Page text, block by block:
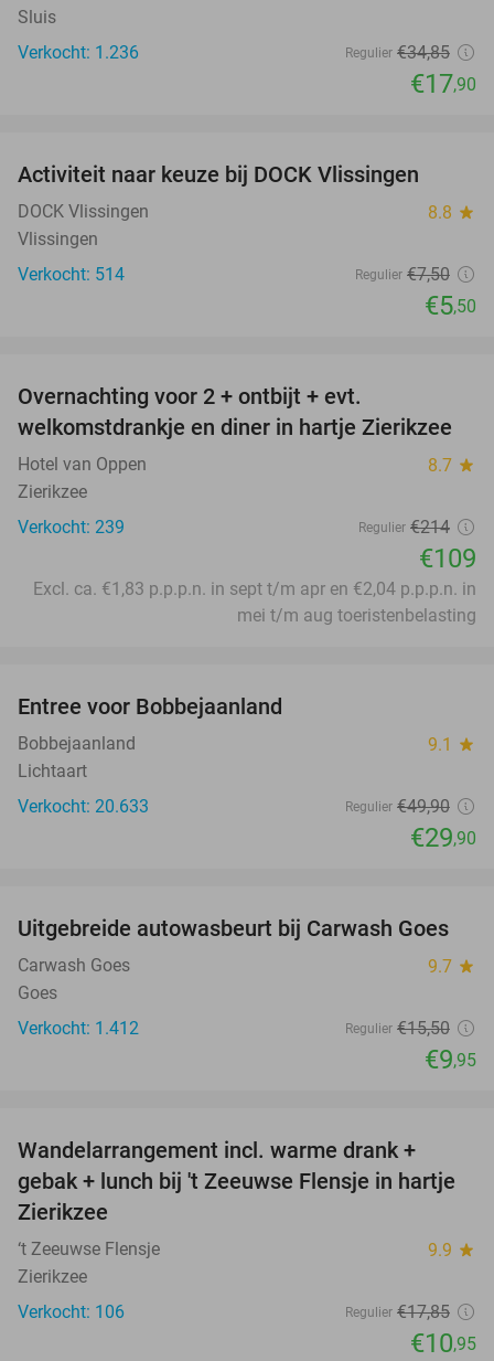
Sluis
Verkocht: 1.236
Regulier €34,85
€17,90
Activiteit naar keuze bij DOCK Vlissingen
DOCK Vlissingen 8.8 star
Vlissingen
Verkocht: 514
Regulier €7,50
€5,50
Overnachting voor 2 + ontbijt + evt.
welkomstdrankje en diner in hartje Zierikzee
Hotel van Oppen 8.7 star
Zierikzee
Verkocht: 239
Regulier €214
€109
Excl. ca. €1,83 p.p.p.n. in sept t/m apr en €2,04 p.p.p.n. in
mei t/m aug toeristenbelasting
Entree voor Bobbejaanland
Bobbejaanland 9.1 star
Lichtaart
Verkocht: 20.633
Regulier €49,90
€29,90
36%
Uitgebreide autowasbeurt bij Carwash Goes
Carwash Goes 9.7 star
Goes
Verkocht: 1.412
Regulier €15,50
€9,95
Wandelarrangement incl. warme drank +
gebak + lunch bij 't Zeeuwse Flensje in hartje
Zierikzee
‘t Zeeuwse Flensje 9.9 star
Zierikzee
Verkocht: 106
Regulier €17,85
€10,95